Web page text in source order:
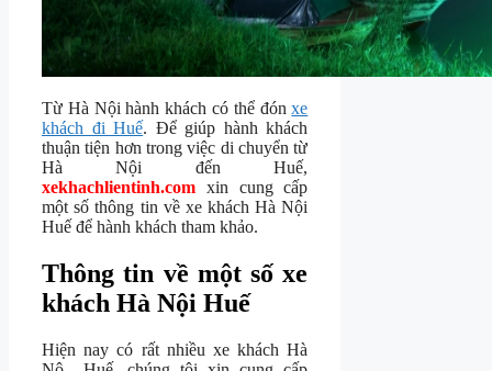
Từ Hà Nội hành khách có thể đónxe
khách đi Huế. Để giúp hành khách
thuận tiện hơn trong việc di chuyển từ
Hà Nội đến Huế,
xekhachlientinh.com xin cung cấp
một số thông tin về xe khách Hà Nội
Huế để hành khách tham khảo.
Thông tin về một số xe
khách Hà Nội Huế
Hiện nay có rất nhiều xe khách Hà